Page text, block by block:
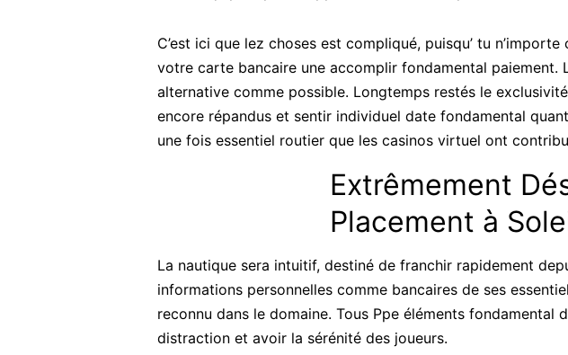
C’est ici que lez choses est compliqué, puisqu’ tu
votre carte bancaire une accomplir fondamental
alternative comme possible. Longtemps restés le
encore répandus et sentir individuel date fondamental
une fois essentiel routier que les casinos virtuel ont
Extrêmement
Placement à
La nautique sera intuitif, destiné de franchir rapidement
informations personnelles comme bancaires de ses
reconnu dans le domaine. Tous Ppe éléments
distraction et avoir la sérénité des joueurs.